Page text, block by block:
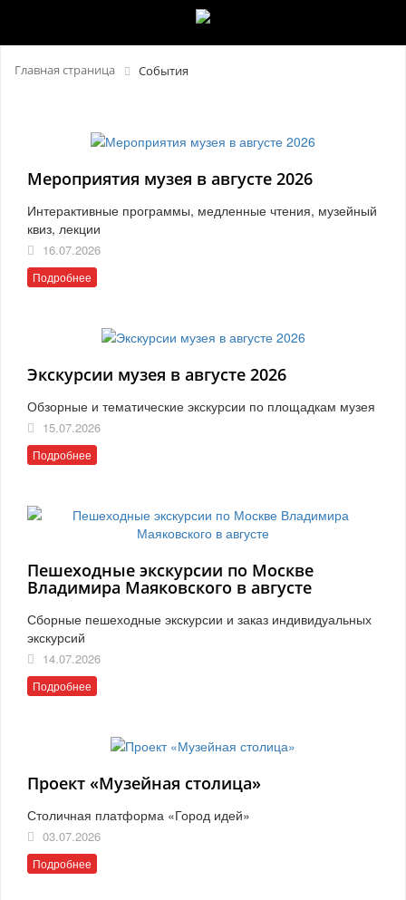
Главная страница События
Мероприятия музея в августе 2026
Интерактивные программы, медленные чтения, музейный
квиз, лекции
16.07.2026
Подробнее
Экскурсии музея в августе 2026
Обзорные и тематические экскурсии по площадкам музея
15.07.2026
Подробнее
Пешеходные экскурсии по Москве
Владимира Маяковского в августе
Сборные пешеходные экскурсии и заказ индивидуальных
экскурсий
14.07.2026
Подробнее
Проект «Музейная столица»
Столичная платформа «Город идей»
03.07.2026
Подробнее